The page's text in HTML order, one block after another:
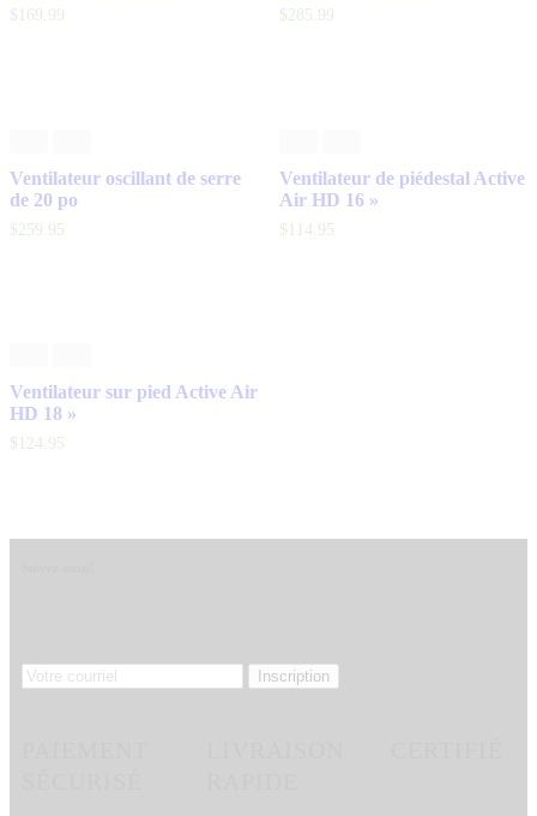
$ 169. 99 $285. 99
Ventilateur oscillant de serre
de 20 po
$259 95
Ventilateur de piédestal Active
Air HD 16 »
$ 114. 95
Ventilateur sur pied Active Air
HD 18 »
$ 124 95